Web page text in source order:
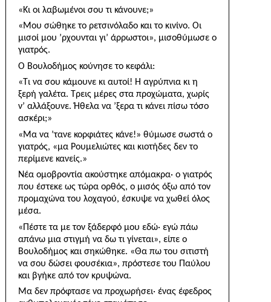
«Κι οι λαβωμένοι σου τι κάνουνε;»
«Μου σώθηκε το ρετσινόλαδο και το κινίνο. Οι
μισοί μου ’ρχουνται γι’ άρρωστοι», μισοθύμωσε ο
γιατρός.
Ο Βουλοδήμος κούνησε το κεφάλι:
«Τι να σου κάμουνε κι αυτοί! Η αγρύπνια κι η
ξερή γαλέτα. Τρεις μέρες στα προχώματα, χωρίς
ν’ αλλάξουνε. Ήθελα να ’ξερα τι κάνει πίσω τόσο
ασκέρι;»
«Μα να ’τανε κορφιάτες κάνε!» θύμωσε σωστά ο
γιατρός, «μα Ρουμελιώτες και κιοτήδες δεν το
περίμενε κανείς.»
Νέα ομοβροντία ακούστηκε απόμακρα· ο γιατρός
που έστεκε ως τώρα ορθός, ο μισός όξω από τον
προμαχώνα του λοχαγού, έσκυψε να χωθεί όλος
μέσα.
«Πέστε τα με τον ξάδερφό μου εδώ· εγώ πάω
απάνω μια στιγμή να δω τι γίνεται», είπε ο
Βουλοδή­μος και σηκώθηκε. «Θα πω του σιτιστή
να σου δώσει φουσέκια», πρόστεσε του Παύλου
και βγήκε από τον κρυψώνα.
Μα δεν πρόφτασε να προχωρήσει· ένας έφεδρος